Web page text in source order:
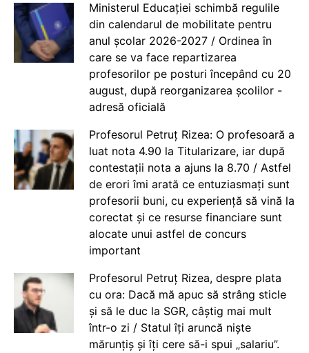
Ministerul Educației schimbă regulile
din calendarul de mobilitate pentru
anul școlar 2026-2027 / Ordinea în
care se va face repartizarea
profesorilor pe posturi începând cu 20
august, după reorganizarea școlilor -
adresă oficială
Profesorul Petruț Rizea: O profesoară a
luat nota 4.90 la Titularizare, iar după
contestații nota a ajuns la 8.70 / Astfel
de erori îmi arată ce entuziasmați sunt
profesorii buni, cu experiență să vină la
corectat și ce resurse financiare sunt
alocate unui astfel de concurs
important
Profesorul Petruț Rizea, despre plata
cu ora: Dacă mă apuc să strâng sticle
și să le duc la SGR, câștig mai mult
într-o zi / Statul îți aruncă niște
mărunțiș și îți cere să-i spui „salariu”.